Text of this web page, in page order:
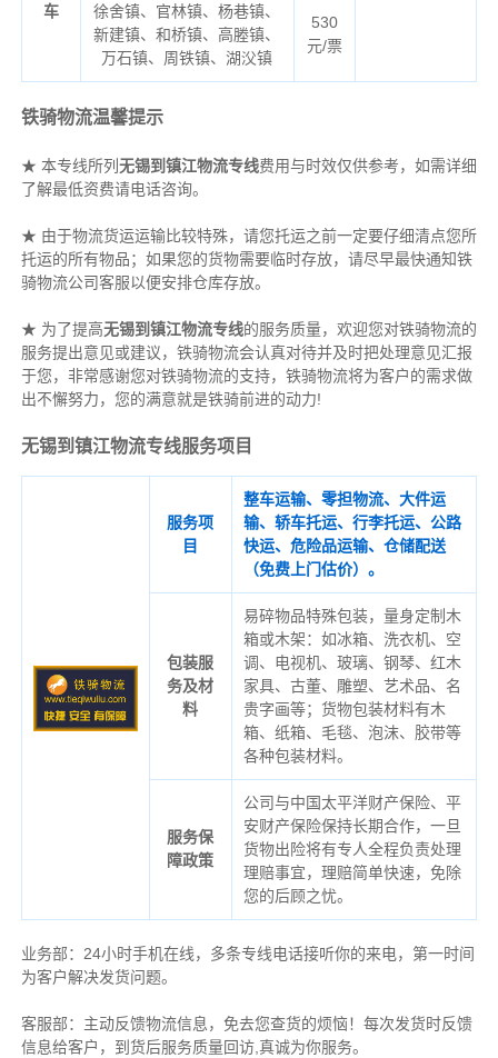
车
徐舍镇、官林镇、杨巷镇、
新建镇、和桥镇、高塍镇、
万石镇、周铁镇、湖㳇镇
530
元/票
铁骑物流温馨提示
★ 本专线所列 无锡到镇江物流专线费用与时效仅供参考，如需详细
了解最低资费请电话咨询。
★ 由于物流货运运输比较特殊，请您托运之前一定要仔细清点您所
托运的所有物品；如果您的货物需要临时存放，请尽早最快通知铁
骑物流公司客服以便安排仓库存放。
★ 为了提高无锡到镇江物流专线的服务质量，欢迎您对铁骑物流的
服务提出意见或建议，铁骑物流会认真对待并及时把处理意见汇报
于您，非常感谢您对铁骑物流的支持，铁骑物流将为客户的需求做
出不懈努力，您的满意就是铁骑前进的动力!
无锡到镇江物流专线服务项目
服务项
目
整车运输、零担物流、大件运
输、轿车托运、行李托运、公路
快运、危险品运输、仓储配送
（免费上门估价）。
包装服
务及材
料
易碎物品特殊包装，量身定制木
箱或木架：如冰箱、洗衣机、空
调、电视机、玻璃、钢琴、红木
家具、古董、雕塑、艺术品、名
贵字画等；货物包装材料有木
箱、纸箱、毛毯、泡沫、胶带等
各种包装材料。
服务保
障政策
公司与中国太平洋财产保险、平
安财产保险保持长期合作，一旦
货物出险将有专人全程负责处理
理赔事宜，理赔简单快速，免除
您的后顾之忧。
业务部：24小时手机在线，多条专线电话接听你的来电，第一时间
为客户解决发货问题。
客服部：主动反馈物流信息，免去您查货的烦恼！每次发货时反馈
信息给客户，到货后服务质量回访,真诚为你服务。